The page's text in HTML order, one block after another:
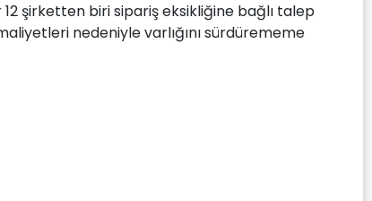
şirketten biri sipariş eksikliğine bağlı talep
nedeniyle varlığını sürdürememe